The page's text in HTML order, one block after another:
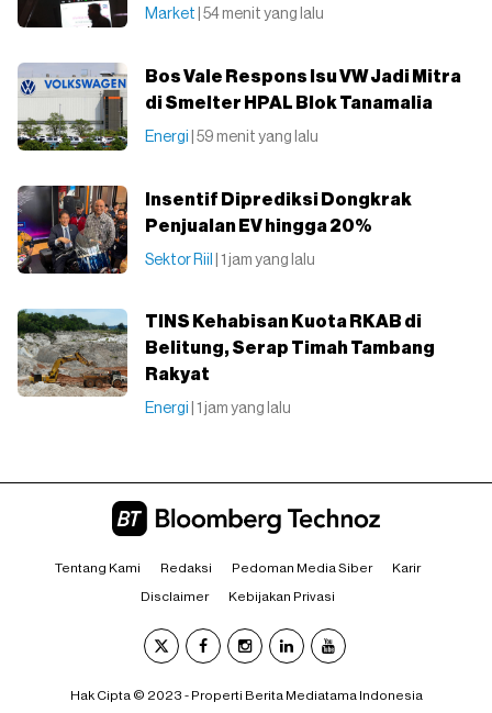
Market | 54 menit yang lalu
Bos Vale Respons Isu VW Jadi Mitra
di Smelter HPAL Blok Tanamalia
Energi | 59 menit yang lalu
Insentif Diprediksi Dongkrak
Penjualan EV hingga 20%
Sektor Riil | 1 jam yang lalu
TINS Kehabisan Kuota RKAB di
Belitung, Serap Timah Tambang
Rakyat
Energi | 1 jam yang lalu
Tentang Kami Redaksi Pedoman Media Siber Karir
Disclaimer Kebijakan Privasi
Hak Cipta © 2023 - Properti Berita Mediatama Indonesia